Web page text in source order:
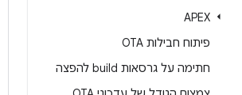
APEX
פיתוח חבילות OTA
חתימה על גרסאות build להפצה